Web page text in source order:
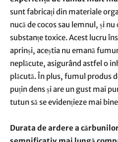
sunt fabricați din materiale
nucă de cocos sau lemnul, și
substanțe toxice. Acest lucru
aprinși, aceștia nu emană
neplăcute, asigurând astfel o
plăcută. În plus, fumul produs
puțin dens și are un gust mai
tutun să se evidențieze mai
Durata de ardere a